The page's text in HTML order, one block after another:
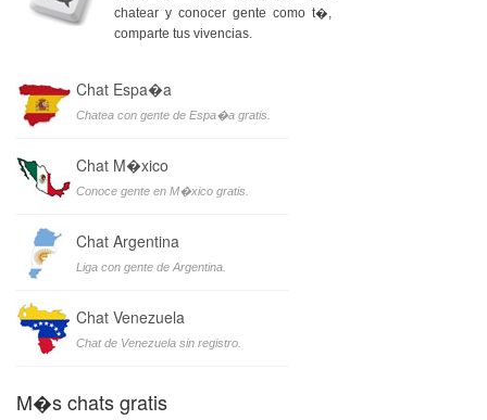
chatear y conocer gente como t�,
comparte tus vivencias.
Chat Espa�a
Chatea con gente de Espa�a gratis.
Chat M�xico
Conoce gente en M�xico gratis.
Chat Argentina
Liga con gente de Argentina.
Chat Venezuela
Chat de Venezuela sin registro.
M�s chats gratis